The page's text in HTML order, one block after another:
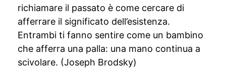
richiamare il passato è come cercare di
afferrare il significato dell’esistenza.
Entrambi ti fanno sentire come un bambino
che afferra una palla: una mano continua a
scivolare. (Joseph Brodsky)